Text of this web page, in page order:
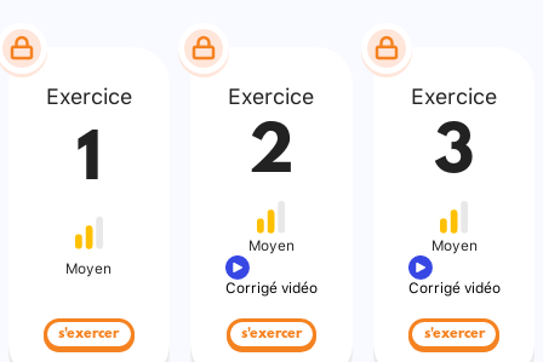
Exercice
1
Moyen
s'exercer
Exercice
2
Moyen
Corrigé vidéo
s'exercer
Exercice
3
Moyen
Corrigé vidéo
s'exercer